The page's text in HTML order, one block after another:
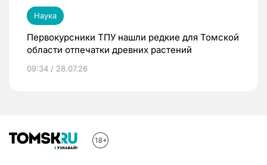
Наука
Первокурсники ТПУ нашли редкие для Томской
области отпечатки древних растений
09:34 / 28.07.26